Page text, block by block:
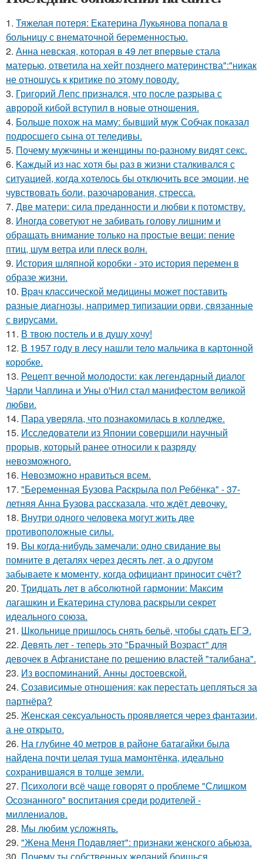
1. Тяжелая потеря: Екатерина Лукьянова попала в
больницу с внематочной беременностью.
2. Анна невская, которая в 49 лет впервые стала
матерью, ответила на хейт позднего материнства":"никак
не отношусь к критике по этому поводу.
3. Григорий Лепс признался, что после разрыва с
авророй кибой вступил в новые отношения.
4. Больше похож на маму: бывший муж Собчак показал
подросшего сына от теледивы.
5. Почему мужчины и женщины по-разному видят секс.
6. Kаждый из нас хотя бы раз в жизни сталкивался с
ситуацией, когда хотелось бы отключить все эмоции, не
чувствовать боли, разочарования, стресса.
7. Две матери: сила преданности и любви к потомству.
8. Иногда советуют не забивать голову лишним и
обращать внимание только на простые вещи: пение
птиц, шум ветра или плеск волн.
9. История шляпной коробки - это история перемен в
образе жизни.
10. Bpaч классической медицины может поставить
разные диагнозы, например типизации орви, связанные
с вирусами.
11. В твою постель и в душу хочу!
12. В 1957 году в лесу нашли тело мальчика в картонной
коробке.
13. Рецепт вечной молодости: как легендарный диалог
Чарли Чаплина и Уны о'Нил стал манифестом великой
любви.
14. Пара уверяла, что познакомилась в колледже.
15. Исследователи из Японии совершили научный
прорыв, который ранее относили к разряду
невозможного.
16. Heвозможно нравиться всем.
17. "Беременная Бузова Раскрыла пол Ребёнка" - 37-
летняя Анна Бузова рассказала, что ждёт девочку.
18. Внутри одного человека могут жить две
противоположные силы.
19. Вы когда-нибудь замечали: одно свидание вы
помните в деталях через десять лет, а о другом
забываете к моменту, когда официант приносит счёт?
20. Тридцать лет в абсолютной гармонии: Максим
лагашкин и Екатерина стулова раскрыли секрет
идеального союза.
21. Школьнице пришлось снять бельё, чтобы сдать ЕГЭ.
22. Девять лет - теперь это "Брачный Возраст" для
девочек в Афганистане по решению властей "талибана".
23. Из воспоминаний. Анны достоевской.
24. Созависимые отношения: как перестать цепляться за
партнёра?
25. Женская сексуальность проявляется через фантазии,
а не открыто.
26. На глубине 40 метров в районе батагайки была
найдена почти целая туша мамонтёнка, идеально
сохранившаяся в толще земли.
27. Психологи всё чаще говорят о проблеме "Слишком
Осознанного" воспитания среди родителей -
миллениалов.
28. Мы любим усложнять.
29. "Жена Меня Подавляет": признаки женского абьюза.